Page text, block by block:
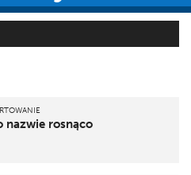
nazwie rosnąco